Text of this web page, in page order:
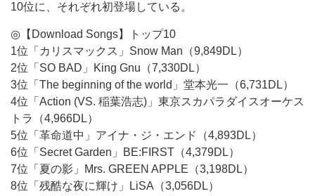
10位に、それぞれ初登場している。
◎【Download Songs】トップ10
1位「カリスマックス」Snow Man（9,849DL）
2位「SO BAD」King Gnu（7,330DL）
3位「The beginning of the world」堂本光一（6,731DL）
4位「Action (VS. 稲葉浩志)」東京スカパラダイスオーケス
トラ（4,966DL）
5位「革命道中」アイナ・ジ・エンド（4,893DL）
6位「Secret Garden」BE:FIRST（4,379DL）
7位「夏の影」Mrs. GREEN APPLE（3,198DL）
8位「残酷な夜に輝け」LiSA（3,056DL）